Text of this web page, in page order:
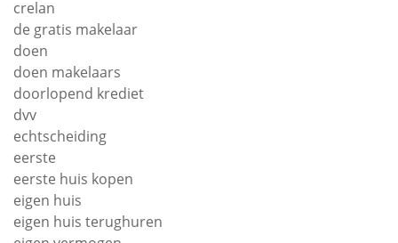
crelan
de gratis makelaar
doen
doen makelaars
doorlopend krediet
dvv
echtscheiding
eerste
eerste huis kopen
eigen huis
eigen huis terughuren